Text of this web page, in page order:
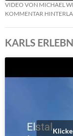
VIDEO VON MICHAEL
KOMMENTAR
KARLS